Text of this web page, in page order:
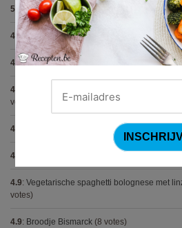
5.0 :Capellini met scampi (Gordon Ramsay)
4.9 Tartaar van gerookte zalm (21 votes)
4.9:Gegrilde nougat met esdoornsiroop(13
4.9
votes)
4.9 Gemarineerde eendenfilet op een
4.9
4.9: Vegetarische spaghetti bolognese met
votes)
4.9: Broodje Bismarck (8 votes)